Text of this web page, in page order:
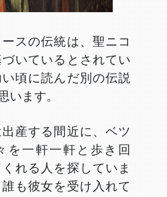
スの伝統は、聖ニコ
いているとされてい
頃に読んだ別の伝説
います。
産する間近に、ベツ
を一軒一軒と歩き回
れる人を探していま
も彼女を受け入れて